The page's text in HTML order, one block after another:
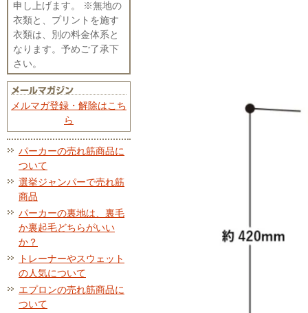
申し上げます。 ※無地の
衣類と、プリントを施す
衣類は、別の料金体系と
なります。予めご了承下
さい。
メルマガ登録・解除はこち
ら
パーカーの売れ筋商品に
ついて
選挙ジャンパーで売れ筋
商品
パーカーの裏地は、裏毛
か裏起毛どちらがいい
か？
トレーナーやスウェット
の人気について
エプロンの売れ筋商品に
ついて